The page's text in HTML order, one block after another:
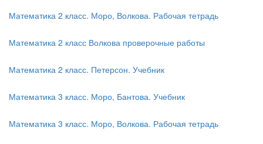
Математика 2 класс. Моро, Волкова. Рабочая тетрадь
Математика 2 класс Волкова проверочные работы
Математика 2 класс. Петерсон. Учебник
Математика 3 класс. Моро, Бантова. Учебник
Математика 3 класс. Моро, Волкова. Рабочая тетрадь